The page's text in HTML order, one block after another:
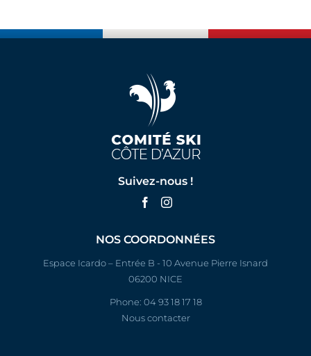
Suivez-nous !
NOS COORDONNÉES
Espace Icardo – Entrée B - 10 Avenue Pierre Isnard
06200 NICE
Phone: 04 93 18 17 18
Nous contacter